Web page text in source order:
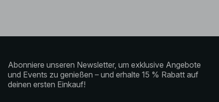
Abonniere unseren Newsletter, um exklusive Angebote
und Events zu genießen – und erhalte 15 % Rabatt auf
deinen ersten Einkauf!